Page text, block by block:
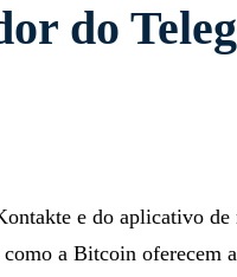
do
e do aplicativo de
a Bitcoin oferecem